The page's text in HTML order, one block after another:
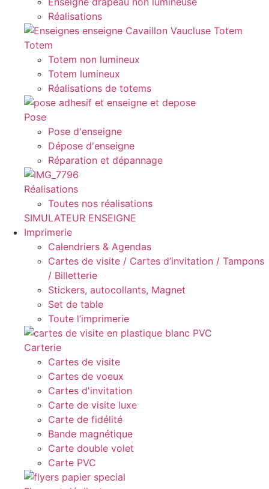
Réalisations
Totem
Totem non lumineux
Totem lumineux
Réalisations de totems
Pose
Pose d'enseigne
Dépose d'enseigne
Réparation et dépannage
Réalisations
Toutes nos réalisations
SIMULATEUR ENSEIGNE
Imprimerie
Calendriers & Agendas
Cartes de visite / Cartes d’invitation / Tampons
/ Billetterie
Stickers, autocollants, Magnet
Set de table
Toute l’imprimerie
Carterie
Cartes de visite
Cartes de voeux
Cartes d'invitation
Carte de visite luxe
Carte de fidélité
Bande magnétique
Carte double volet
Carte PVC